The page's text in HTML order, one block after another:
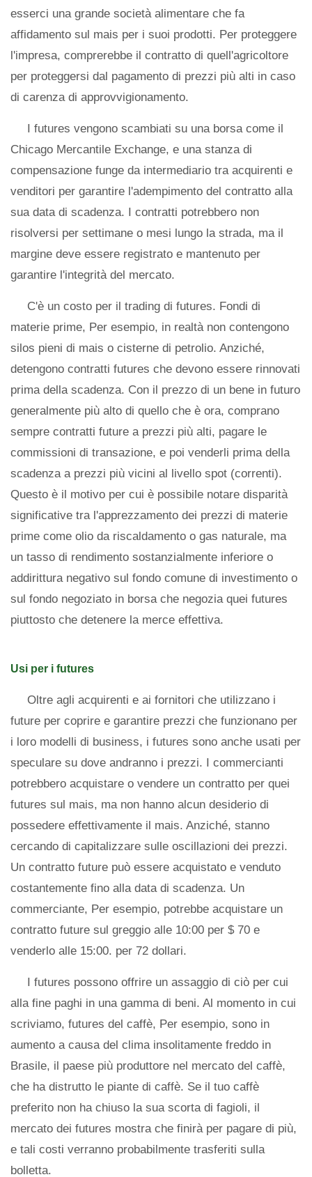
esserci una grande società alimentare che fa
affidamento sul mais per i suoi prodotti. Per proteggere
l'impresa, comprerebbe il contratto di quell'agricoltore
per proteggersi dal pagamento di prezzi più alti in caso
di carenza di approvvigionamento.
I futures vengono scambiati su una borsa come il
Chicago Mercantile Exchange, e una stanza di
compensazione funge da intermediario tra acquirenti e
venditori per garantire l'adempimento del contratto alla
sua data di scadenza. I contratti potrebbero non
risolversi per settimane o mesi lungo la strada, ma il
margine deve essere registrato e mantenuto per
garantire l'integrità del mercato.
C'è un costo per il trading di futures. Fondi di
materie prime, Per esempio, in realtà non contengono
silos pieni di mais o cisterne di petrolio. Anziché,
detengono contratti futures che devono essere rinnovati
prima della scadenza. Con il prezzo di un bene in futuro
generalmente più alto di quello che è ora, comprano
sempre contratti future a prezzi più alti, pagare le
commissioni di transazione, e poi venderli prima della
scadenza a prezzi più vicini al livello spot (correnti).
Questo è il motivo per cui è possibile notare disparità
significative tra l'apprezzamento dei prezzi di materie
prime come olio da riscaldamento o gas naturale, ma
un tasso di rendimento sostanzialmente inferiore o
addirittura negativo sul fondo comune di investimento o
sul fondo negoziato in borsa che negozia quei futures
piuttosto che detenere la merce effettiva.
Usi per i futures
Oltre agli acquirenti e ai fornitori che utilizzano i
future per coprire e garantire prezzi che funzionano per
i loro modelli di business, i futures sono anche usati per
speculare su dove andranno i prezzi. I commercianti
potrebbero acquistare o vendere un contratto per quei
futures sul mais, ma non hanno alcun desiderio di
possedere effettivamente il mais. Anziché, stanno
cercando di capitalizzare sulle oscillazioni dei prezzi.
Un contratto future può essere acquistato e venduto
costantemente fino alla data di scadenza. Un
commerciante, Per esempio, potrebbe acquistare un
contratto future sul greggio alle 10:00 per $ 70 e
venderlo alle 15:00. per 72 dollari.
I futures possono offrire un assaggio di ciò per cui
alla fine paghi in una gamma di beni. Al momento in cui
scriviamo, futures del caffè, Per esempio, sono in
aumento a causa del clima insolitamente freddo in
Brasile, il paese più produttore nel mercato del caffè,
che ha distrutto le piante di caffè. Se il tuo caffè
preferito non ha chiuso la sua scorta di fagioli, il
mercato dei futures mostra che finirà per pagare di più,
e tali costi verranno probabilmente trasferiti sulla
bolletta.